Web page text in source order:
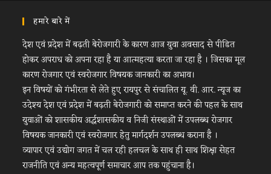
हमारे बारे में
देश एवं प्रदेश में बढ़ती बेरोजगारी के कारण आज युवा अवसाद से पीडित
होकर अपराध को अपना रहा है या आत्महत्या करता जा रहा है । जिसका मूल
कारण रोजगार एवं स्वरोजगार विषयक जानकारी का अभाव।
इन विषयों को गंभीरता से लेते हुए रायपुर से संचालित यू. वी. आर. न्यूज का
उदेश्य देश एवं प्रदेश में बढ़ती बेरोजगारी को समाप्त करने की पहल के साथ
युवाओं को शासकीय अर्द्धशासकीय व निजी संस्थाओं में उपलब्ध रोजगार
विषयक जानकारी एवं स्वरोजगार हेतु मार्गदर्शन उपलब्ध कराना है ।
व्यापार एवं उद्योग जगत में चल रही हलचल के साथ ही साथ शिक्षा सेहत
राजनीति एवं अन्य महत्वपूर्ण समाचार आप तक पहुंचाना है।